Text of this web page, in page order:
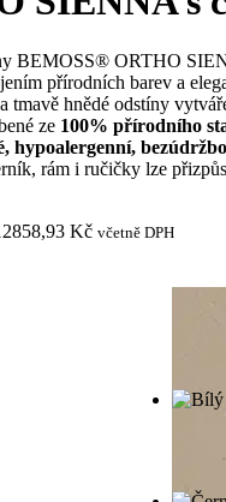
BEMOSS® ORTHO
přírodních barev a
tmavě hnědé odstíny
ze 100% přírodního
hypoalergenní,
rám i ručičky lze
KčRozpětí
včetně DPH